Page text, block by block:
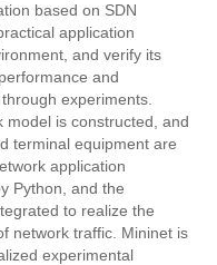
based on SDN
application
and verify its
and
experiments.
model is constructed, and
terminal equipment are
application
Python, and the
to realize the
network traffic. Mininet is
experimental